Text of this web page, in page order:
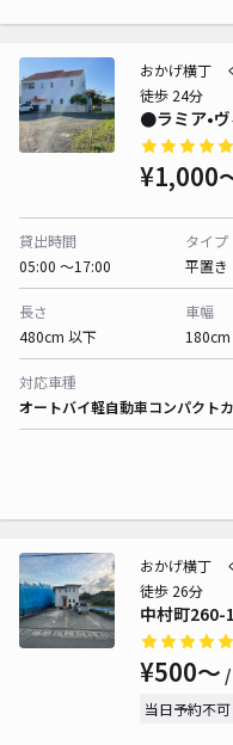
●ラミア•
おかげ横丁
徒歩 24分
¥1,000
貸出時間
05:00 〜17:00
タイプ
平置き
長さ
480cm 以下
車幅
対応車種
オートバイ軽自動車コンパクト
中村町
おかげ横丁
徒歩 26分
¥500〜 /
当日予約不可